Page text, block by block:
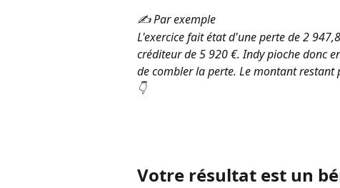
✍️ Par exemple
L'exercice fait état d'une perte de 2
créditeur de 5 920 €. Indy pioche donc
de combler la perte. Le montant
👇
Votre résultat est un